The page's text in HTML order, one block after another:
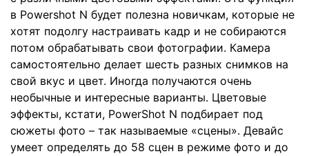
в Powershot N будет полезна новичкам, которые не
хотят подолгу настраивать кадр и не собираются
потом обрабатывать свои фотографии. Камера
самостоятельно делает шесть разных снимков на
свой вкус и цвет. Иногда получаются очень
необычные и интересные варианты. Цветовые
эффекты, кстати, PowerShot N подбирает под
сюжеты фото – так называемые «сцены». Девайс
умеет определять до 58 сцен в режиме фото и до